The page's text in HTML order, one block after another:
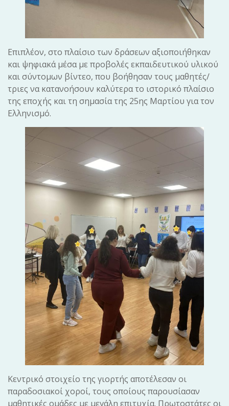
Επιπλέον, στο πλαίσιο των δράσεων αξιοποιήθηκαν
και ψηφιακά μέσα με προβολές εκπαιδευτικού υλικού
και σύντομων βίντεο, που βοήθησαν τους μαθητές/
τριες να κατανοήσουν καλύτερα το ιστορικό πλαίσιο
της εποχής και τη σημασία της 25ης Μαρτίου για τον
Ελληνισμό.
Κεντρικό στοιχείο της γιορτής αποτέλεσαν οι
παραδοσιακοί χοροί, τους οποίους παρουσίασαν
μαθητικές ομάδες με μεγάλη επιτυχία. Πρωτοστάτες οι